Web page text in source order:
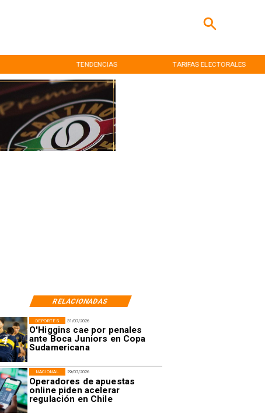
TENDENCIAS TARIFAS ELECTORALES
RELACIONADAS
31/07/2026
O'Higgins cae por penales
ante Boca Juniors en Copa
Sudamericana
DEPORTES
29/07/2026
Operadores de apuestas
online piden acelerar
regulación en Chile
NACIONAL